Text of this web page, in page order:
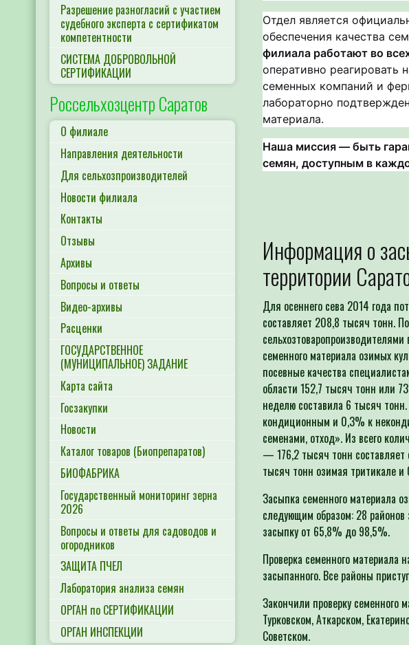
Разрешение разногласий с участием
судебного эксперта с сертификатом
компетентности
СИСТЕМА ДОБРОВОЛЬНОЙ
СЕРТИФИКАЦИИ
Россельхозцентр Саратов
О филиале
Направления деятельности
Для сельхозпроизводителей
Новости филиала
Контакты
Отзывы
Архивы
Вопросы и ответы
Видео-архивы
Расценки
ГОСУДАРСТВЕННОЕ
(МУНИЦИПАЛЬНОЕ) ЗАДАНИЕ
Карта сайта
Госзакупки
Новости
Каталог товаров (Биопрепаратов)
БИОФАБРИКА
Государственный мониторинг зерна
2026
Вопросы и ответы для садоводов и
огородников
ЗАЩИТА ПЧЕЛ
Лаборатория анализа семян
ОРГАН по СЕРТИФИКАЦИИ
ОРГАН ИНСПЕКЦИИ
Отдел является
обеспечения качества
филиала работают во
оперативно реагировать
семенных компаний и
лабораторно
материала.
Наша миссия — быть
семян, доступным в
Информация о
территории
Для осеннего сева 2014 года
составляет 208,8 тысяч тонн.
семенного материала озимых
посевные качества
области 152,7 тысяч тонн или
неделю составила 6 тысяч
кондиционным и 0,3% к
семенами, отход». Из всего
— 176,2 тысяч тонн
тысяч тонн озимая тритикале
Засыпка семенного материала
следующим образом: 28
засыпку от 65,8% до 98,5%.
Проверка семенного материала
засыпанного. Все районы
Закончили проверку семенного
Турковском, Аткарском,
Советском.